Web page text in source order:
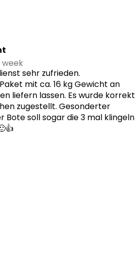
sehr zufrieden.
mit ca. 16 kg Gewicht an
liefern lassen. Es wurde korrekt
zugestellt. Gesonderter
Bote soll sogar die 3 mal klingeln